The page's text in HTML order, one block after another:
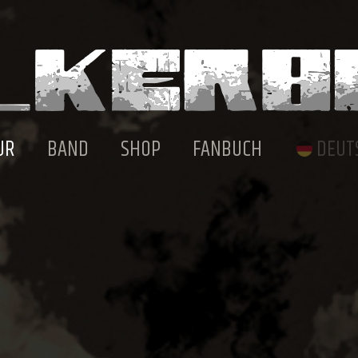
BAND SHOP FANBUCH